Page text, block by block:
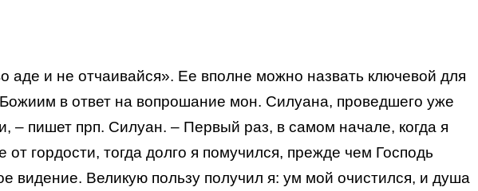
и не отчаивайся». Ее вполне можно назвать ключевой для
в ответ на вопрошание мон. Силуана, проведшего уже
– пишет прп. Силуан. – Первый раз, в самом начале, когда я
гордости, тогда долго я помучился, прежде чем Господь
видение. Великую пользу получил я: ум мой очистился, и душа